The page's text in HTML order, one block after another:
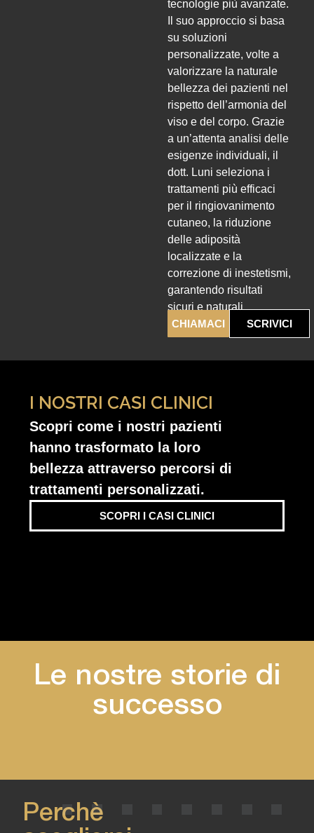
tecnologie più avanzate.
Il suo approccio si basa
su soluzioni
personalizzate, volte a
valorizzare la naturale
bellezza dei pazienti nel
rispetto dell’armonia del
viso e del corpo. Grazie
a un’attenta analisi delle
esigenze individuali, il
dott. Luni seleziona i
trattamenti più efficaci
per il ringiovanimento
cutaneo, la riduzione
delle adiposità
localizzate e la
correzione di inestetismi,
garantendo risultati
sicuri e naturali.
CHIAMACI
SCRIVICI
I NOSTRI CASI CLINICI
Scopri come i nostri pazienti
hanno trasformato la loro
bellezza attraverso percorsi di
trattamenti personalizzati.
SCOPRI I CASI CLINICI
Le nostre storie di
successo
Perchè